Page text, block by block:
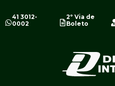
41 3012-
0002
2º Via de
Boleto